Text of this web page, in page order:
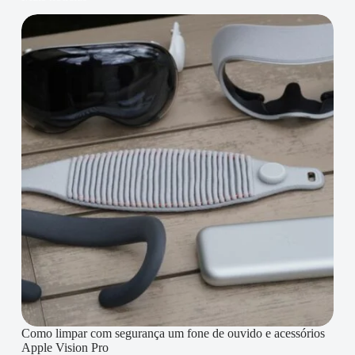
Como limpar com segurança um fone de ouvido e acessórios
Apple Vision Pro